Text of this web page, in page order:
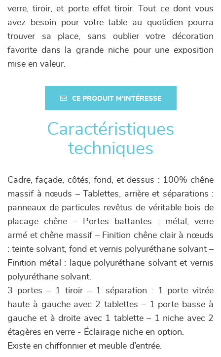
verre, tiroir, et porte effet tiroir. Tout ce dont vous
avez besoin pour votre table au quotidien pourra
trouver sa place, sans oublier votre décoration
favorite dans la grande niche pour une exposition
mise en valeur.
CE PRODUIT M'INTÉRESSE
Caractéristiques
techniques
Cadre, façade, côtés, fond, et dessus : 100% chêne
massif à nœuds – Tablettes, arrière et séparations :
panneaux de particules revêtus de véritable bois de
placage chêne – Portes battantes : métal, verre
armé et chêne massif – Finition chêne clair à nœuds
: teinte solvant, fond et vernis polyuréthane solvant –
Finition métal : laque polyuréthane solvant et vernis
polyuréthane solvant.
3 portes – 1 tiroir – 1 séparation : 1 porte vitrée
haute à gauche avec 2 tablettes – 1 porte basse à
gauche et à droite avec 1 tablette – 1 niche avec 2
étagères en verre - Éclairage niche en option.
Existe en chiffonnier et meuble d’entrée.